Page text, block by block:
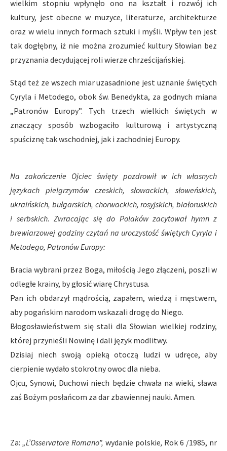
wielkim stopniu wpłynęło ono na kształt i rozwój ich
kultury, jest obecne w muzyce, literaturze, architekturze
oraz w wielu innych formach sztuki i myśli. Wpływ ten jest
tak dogłębny, iż nie można zrozumieć kultury Słowian bez
przyznania decydującej roli wierze chrześcijańskiej.
Stąd też ze wszech miar uzasadnione jest uznanie świętych
Cyryla i Metodego, obok św. Benedykta, za godnych miana
„Patronów Europy”. Tych trzech wielkich świętych w
znaczący sposób wzbogaciło kulturową i artystyczną
spuściznę tak wschodniej, jak i zachodniej Europy.
Na zakończenie Ojciec święty pozdrowił w ich własnych
językach pielgrzymów czeskich, słowackich, słoweńskich,
ukraińskich, bułgarskich, chorwackich, rosyjskich, białoruskich
i serbskich. Zwracając się do Polaków zacytował hymn z
brewiarzowej godziny czytań na uroczystość świętych Cyryla i
Metodego, Patronów Europy:
Bracia wybrani przez Boga, miłością Jego złączeni, poszli w
odległe krainy, by głosić wiarę Chrystusa.
Pan ich obdarzył mądrością, zapałem, wiedzą i męstwem,
aby pogańskim narodom wskazali drogę do Niego.
Błogosławieństwem się stali dla Słowian wielkiej rodziny,
której przynieśli Nowinę i dali język modlitwy.
Dzisiaj niech swoją opieką otoczą ludzi w udręce, aby
cierpienie wydało stokrotny owoc dla nieba.
Ojcu, Synowi, Duchowi niech będzie chwała na wieki, sława
zaś Bożym posłańcom za dar zbawiennej nauki. Amen.
Za: „L’Osservatore Romano”, wydanie polskie, Rok 6 /1985, nr